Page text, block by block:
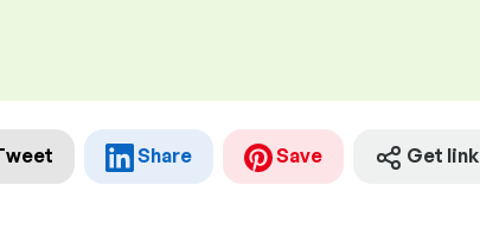
Share Save Get link